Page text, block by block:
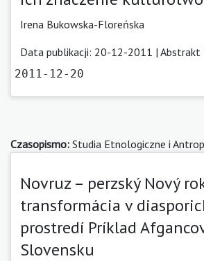
Irena Bukowska-Floreńska
Data publikacji: 20-12-2011 | Abstrakt
2011-12-20
Czasopismo: Studia Etnologiczne i
Novruz – perzský Nový
transformácia v
prostredí Príklad
Slovensku